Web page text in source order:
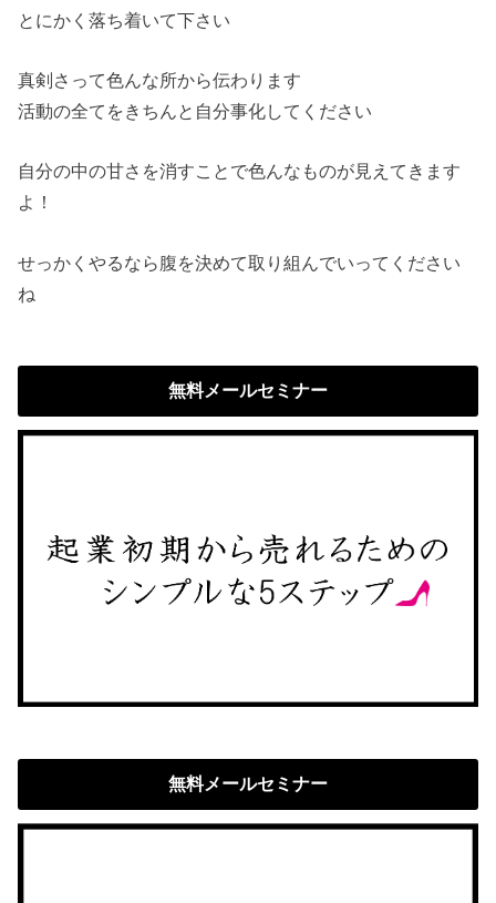
とにかく落ち着いて下さい
真剣さって色んな所から伝わります
活動の全てをきちんと自分事化してください
自分の中の甘さを消すことで色んなものが見えてきます
よ！
せっかくやるなら腹を決めて取り組んでいってください
ね
無料メールセミナー
無料メールセミナー